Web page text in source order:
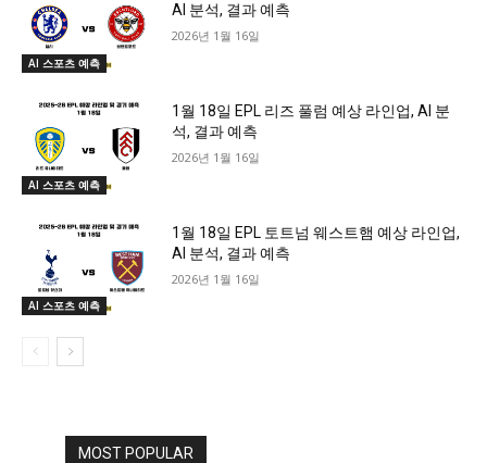
AI 스포츠 예측
AI 분석, 결과 예측
2026년 1월 16일
AI 스포츠 예측
1월 18일 EPL 리즈 풀럼 예상 라인업, AI 분
석, 결과 예측
2026년 1월 16일
AI 스포츠 예측
1월 18일 EPL 토트넘 웨스트햄 예상 라인업,
AI 분석, 결과 예측
2026년 1월 16일
MOST POPULAR